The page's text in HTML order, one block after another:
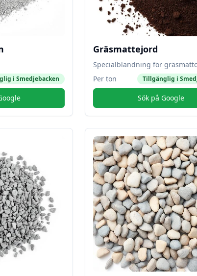
i Smedjebacken
Gräsmattejord
Specialblandning för
Per ton
Tillgänglig i
Sök på Google